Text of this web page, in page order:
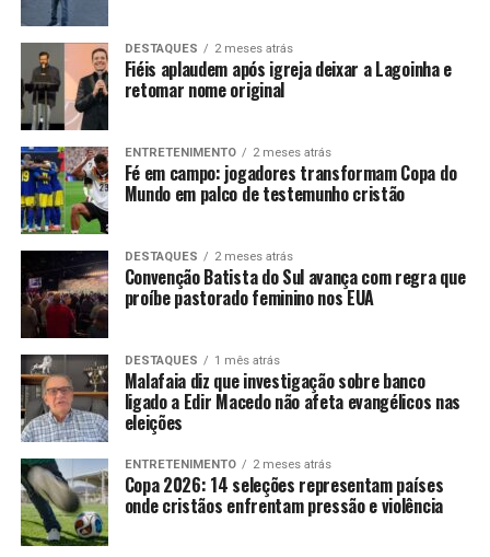
DESTAQUES 2 meses atrás
Fiéis aplaudem após igreja deixar a Lagoinha e
retomar nome original
ENTRETENIMENTO 2 meses atrás
Fé em campo: jogadores transformam Copa do
Mundo em palco de testemunho cristão
DESTAQUES 2 meses atrás
Convenção Batista do Sul avança com regra que
proíbe pastorado feminino nos EUA
DESTAQUES 1 mês atrás
Malafaia diz que investigação sobre banco
ligado a Edir Macedo não afeta evangélicos nas
eleições
ENTRETENIMENTO 2 meses atrás
Copa 2026: 14 seleções representam países
onde cristãos enfrentam pressão e violência